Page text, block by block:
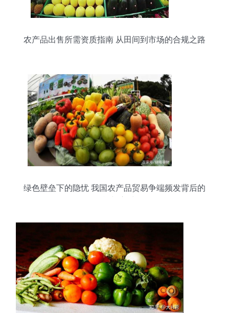
农产品出售所需资质指南 从田间到市场的合规之路
绿色壁垒下的隐忧 我国农产品贸易争端频发背后的